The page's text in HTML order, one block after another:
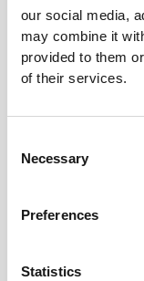
our social media,
may combine it
provided to them
of their services.
Selection
Necessary
Preferences
Statistics
6% Elastane
Made in Portugal